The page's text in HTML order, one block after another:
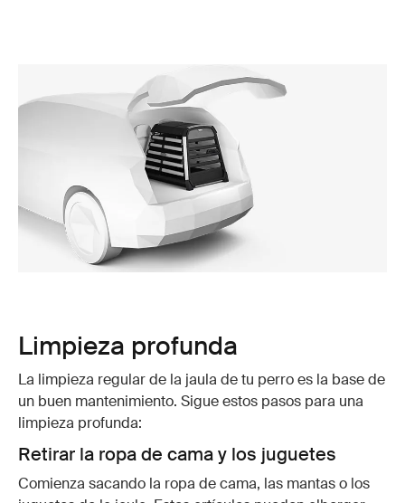
Limpieza profunda
La limpieza regular de la jaula de tu perro es la base de
un buen mantenimiento. Sigue estos pasos para una
limpieza profunda:
Retirar la ropa de cama y los juguetes
Comienza sacando la ropa de cama, las mantas o los